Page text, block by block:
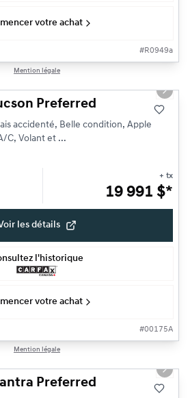
votre achat
#R0949a
Mention légale
Next
Preferred
accidenté, Belle condition, Apple
C, Volant et ...
+ tx
19 991 $*
les détails
l'historique
votre achat
#00175A
Mention légale
Next
Preferred